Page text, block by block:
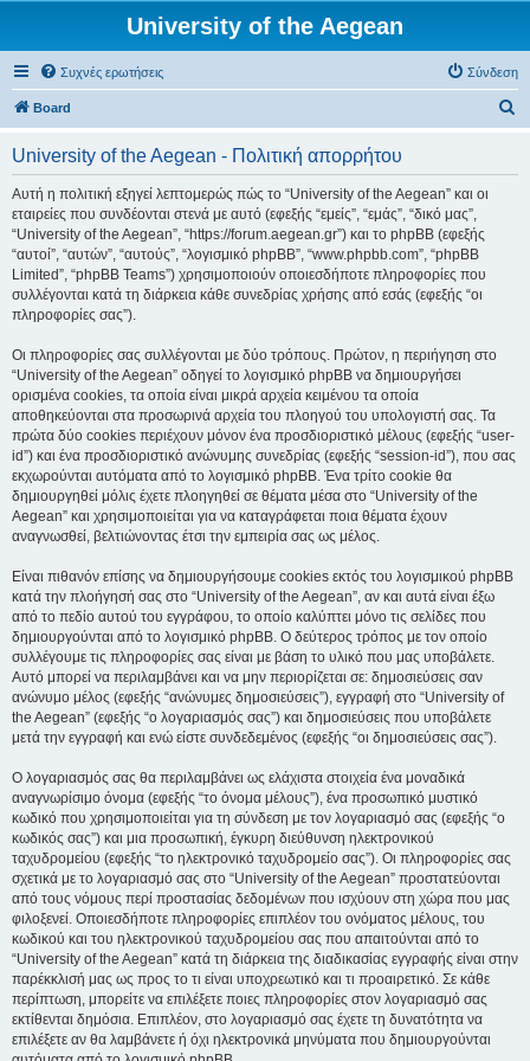
University of the Aegean
Συχνές ερωτήσεις Σύνδεση
Board
University of the Aegean - Πολιτική απορρήτου
Αυτή η πολιτική εξηγεί λεπτομερώς πώς το “University of the Aegean” και οι
εταιρείες που συνδέονται στενά με αυτό (εφεξής “εμείς”, “εμάς”, “δικό μας”,
“University of the Aegean”, “https://forum.aegean.gr”) και το phpBB (εφεξής
“αυτοί”, “αυτών”, “αυτούς”, “λογισμικό phpBB”, “www.phpbb.com”, “phpBB
Limited”, “phpBB Teams”) χρησιμοποιούν οποιεσδήποτε πληροφορίες που
συλλέγονται κατά τη διάρκεια κάθε συνεδρίας χρήσης από εσάς (εφεξής “οι
πληροφορίες σας”).
Οι πληροφορίες σας συλλέγονται με δύο τρόπους. Πρώτον, η περιήγηση στο
“University of the Aegean” οδηγεί το λογισμικό phpBB να δημιουργήσει
ορισμένα cookies, τα οποία είναι μικρά αρχεία κειμένου τα οποία
αποθηκεύονται στα προσωρινά αρχεία του πλοηγού του υπολογιστή σας. Τα
πρώτα δύο cookies περιέχουν μόνον ένα προσδιοριστικό μέλους (εφεξής “user-
id”) και ένα προσδιοριστικό ανώνυμης συνεδρίας (εφεξής “session-id”), που σας
εκχωρούνται αυτόματα από το λογισμικό phpBB. Ένα τρίτο cookie θα
δημιουργηθεί μόλις έχετε πλοηγηθεί σε θέματα μέσα στο “University of the
Aegean” και χρησιμοποιείται για να καταγράφεται ποια θέματα έχουν
αναγνωσθεί, βελτιώνοντας έτσι την εμπειρία σας ως μέλος.
Είναι πιθανόν επίσης να δημιουργήσουμε cookies εκτός του λογισμικού phpBB
κατά την πλοήγησή σας στο “University of the Aegean”, αν και αυτά είναι έξω
από το πεδίο αυτού του εγγράφου, το οποίο καλύπτει μόνο τις σελίδες που
δημιουργούνται από το λογισμικό phpBB. Ο δεύτερος τρόπος με τον οποίο
συλλέγουμε τις πληροφορίες σας είναι με βάση το υλικό που μας υποβάλετε.
Αυτό μπορεί να περιλαμβάνει και να μην περιορίζεται σε: δημοσιεύσεις σαν
ανώνυμο μέλος (εφεξής “ανώνυμες δημοσιεύσεις”), εγγραφή στο “University of
the Aegean” (εφεξής “ο λογαριασμός σας”) και δημοσιεύσεις που υποβάλετε
μετά την εγγραφή και ενώ είστε συνδεδεμένος (εφεξής “οι δημοσιεύσεις σας”).
Ο λογαριασμός σας θα περιλαμβάνει ως ελάχιστα στοιχεία ένα μοναδικά
αναγνωρίσιμο όνομα (εφεξής “το όνομα μέλους”), ένα προσωπικό μυστικό
κωδικό που χρησιμοποιείται για τη σύνδεση με τον λογαριασμό σας (εφεξής “ο
κωδικός σας”) και μια προσωπική, έγκυρη διεύθυνση ηλεκτρονικού
ταχυδρομείου (εφεξής “το ηλεκτρονικό ταχυδρομείο σας”). Οι πληροφορίες σας
σχετικά με το λογαριασμό σας στο “University of the Aegean” προστατεύονται
από τους νόμους περί προστασίας δεδομένων που ισχύουν στη χώρα που μας
φιλοξενεί. Οποιεσδήποτε πληροφορίες επιπλέον του ονόματος μέλους, του
κωδικού και του ηλεκτρονικού ταχυδρομείου σας που απαιτούνται από το
“University of the Aegean” κατά τη διάρκεια της διαδικασίας εγγραφής είναι στην
παρέκκλισή μας ως προς το τι είναι υποχρεωτικό και τι προαιρετικό. Σε κάθε
περίπτωση, μπορείτε να επιλέξετε ποιες πληροφορίες στον λογαριασμό σας
εκτίθενται δημόσια. Επιπλέον, στο λογαριασμό σας έχετε τη δυνατότητα να
επιλέξετε αν θα λαμβάνετε ή όχι ηλεκτρονικά μηνύματα που δημιουργούνται